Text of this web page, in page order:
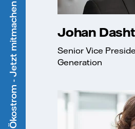
Johan Dasht
Senior Vice
Generation
Ökostrom - Jetzt mitmachen